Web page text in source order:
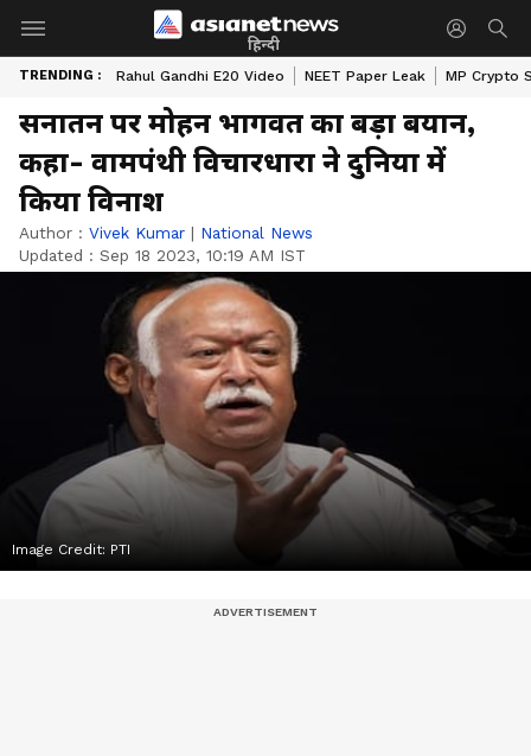
हिन्दी
TRENDING : Rahul Gandhi E20 Video NEET Paper Leak MP Crypto
सनातन पर मोहन भागवत का बड़ा बयान,
कहा- वामपंथी विचारधारा ने दुनिया में
किया विनाश
Author : Vivek Kumar | National News
Updated : Sep 18 2023, 10:19 AM IST
Image Credit: PTI